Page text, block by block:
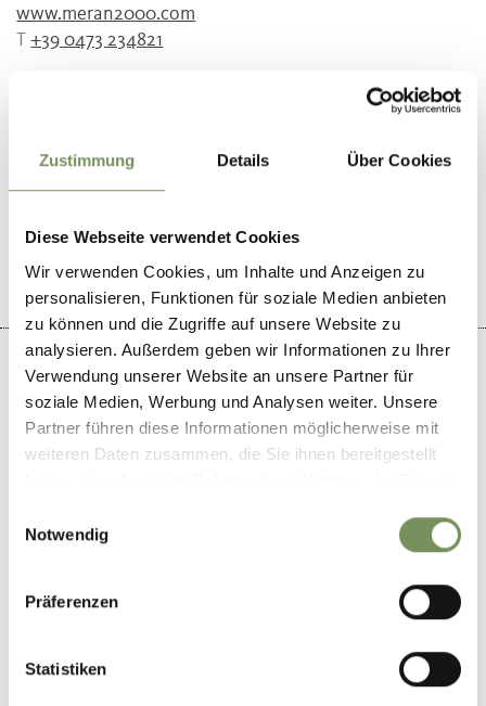
Zustimmung Details Über Cookies
Diese Webseite verwendet Cookies
Wir verwenden Cookies, um Inhalte und Anzeigen zu
personalisieren, Funktionen für soziale Medien anbieten
zu können und die Zugriffe auf unsere Website zu
analysieren. Außerdem geben wir Informationen zu Ihrer
Verwendung unserer Website an unsere Partner für
soziale Medien, Werbung und Analysen weiter. Unsere
Partner führen diese Informationen möglicherweise mit
weiteren Daten zusammen, die Sie ihnen bereitgestellt
Notwendig
Präferenzen
Statistiken
www.meran2000.com
T+39 0473 234821
DID YOU FIND THIS CONTENT HELPFUL?
+